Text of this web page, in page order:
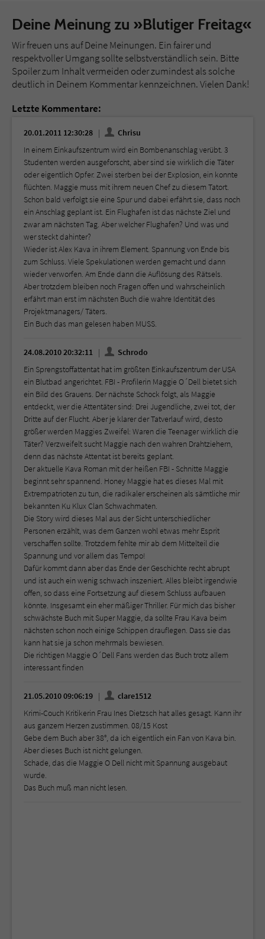
Deine Meinung zu »Blutiger Freitag«
Wir freuen uns auf Deine Meinungen. Ein fairer und
respektvoller Umgang sollte selbstverständlich sein. Bitte
Spoiler zum Inhalt vermeiden oder zumindest als solche
deutlich in Deinem Kommentar kennzeichnen. Vielen Dank!
Letzte Kommentare:
20.01.2011 12:30:28
Chrisu
In einem Einkaufszentrum wird ein Bombenanschlag verübt. 3
Studenten werden ausgeforscht, aber sind sie wirklich die Täter
oder eigentlich Opfer. Zwei sterben bei der Explosion, ein konnte
flüchten. Maggie muss mit ihrem neuen Chef zu diesem Tatort.
Schon bald verfolgt sie eine Spur und dabei erfährt sie, dass noch
ein Anschlag geplant ist. Ein Flughafen ist das nächste Ziel und
zwar am nächsten Tag. Aber welcher Flughafen? Und was und
wer steckt dahinter?
Wieder ist Alex Kava in ihrem Element. Spannung von Ende bis
zum Schluss. Viele Spekulationen werden gemacht und dann
wieder verworfen. Am Ende dann die Auflösung des Rätsels.
Aber trotzdem bleiben noch Fragen offen und wahrscheinlich
erfährt man erst im nächsten Buch die wahre Identität des
Projektmanagers/ Täters.
Ein Buch das man gelesen haben MUSS.
24.08.2010 20:32:11
Schrodo
Ein Sprengstoffattentat hat im größten Einkaufszentrum der USA
ein Blutbad angerichtet. FBI - Profilerin Maggie O´Dell bietet sich
ein Bild des Grauens. Der nächste Schock folgt, als Maggie
entdeckt, wer die Attentäter sind: Drei Jugendliche, zwei tot, der
Dritte auf der Flucht. Aber je klarer der Tatverlauf wird, desto
größer werden Maggies Zweifel: Waren die Teenager wirklich die
Täter? Verzweifelt sucht Maggie nach den wahren Drahtziehern,
denn das nächste Attentat ist bereits geplant.
Der aktuelle Kava Roman mit der heißen FBI - Schnitte Maggie
beginnt sehr spannend. Honey Maggie hat es dieses Mal mit
Extrempatrioten zu tun, die radikaler erscheinen als sämtliche mir
bekannten Ku Klux Clan Schwachmaten.
Die Story wird dieses Mal aus der Sicht unterschiedlicher
Personen erzählt, was dem Ganzen wohl etwas mehr Esprit
verschaffen sollte. Trotzdem fehlte mir ab dem Mittelteil die
Spannung und vor allem das Tempo!
Dafür kommt dann aber das Ende der Geschichte recht abrupt
und ist auch ein wenig schwach inszeniert. Alles bleibt irgendwie
offen, so dass eine Fortsetzung auf diesem Schluss aufbauen
könnte. Insgesamt ein eher mäßiger Thriller. Für mich das bisher
schwächste Buch mit Super Maggie, da sollte Frau Kava beim
nächsten schon noch einige Schippen drauflegen. Dass sie das
kann hat sie ja schon mehrmals bewiesen.
Die richtigen Maggie O´Dell Fans werden das Buch trotz allem
interessant finden
21.05.2010 09:06:19
clare1512
Krimi-Couch Kritikerin Frau Ines Dietzsch hat alles gesagt. Kann ihr
aus ganzem Herzen zustimmen. 08/15 Kost
Gebe dem Buch aber 38°, da ich eigentlich ein Fan von Kava bin.
Aber dieses Buch ist nicht gelungen.
Schade, das die Maggie O Dell nicht mit Spannung ausgebaut
wurde.
Das Buch muß man nicht lesen.